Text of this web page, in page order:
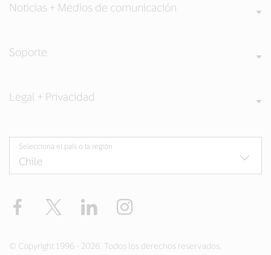
Noticias + Medios de comunicación
Soporte
Legal + Privacidad
Selecciona el país o la región
Facebook Twitter LinkedIn
© Copyright 1996 - 2026. Todos los derechos reservados.